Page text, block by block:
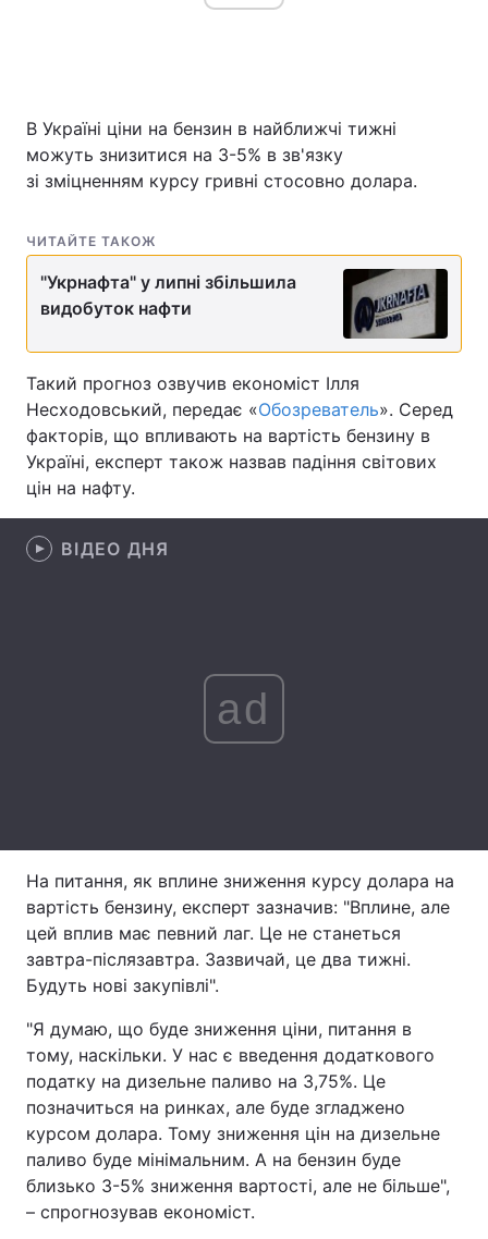
Головна
Україна
Економіка Світ
Техно і зв'язок Лайт
Зброя Інциденти
Здоров'я
Цікавинки
Статті
Думки
Послуги
Тема оформлення
В Україні ціни на бензин в найближчі тижні
можуть знизитися на 3-5% в зв'язку
зі зміцненням курсу гривні стосовно долара.
ЧИТАЙТЕ ТАКОЖ
"Укрнафта" у липні збільшила
видобуток нафти
Такий прогноз озвучив економіст Ілля
Несходовський, передає «Обозреватель». Серед
факторів, що впливають на вартість бензину в
Україні, експерт також назвав падіння світових
цін на нафту.
ВІДЕО ДНЯ
ad
На питання, як вплине зниження курсу долара на
вартість бензину, експерт зазначив: "Вплине, але
цей вплив має певний лаг. Це не станеться
завтра-післязавтра. Зазвичай, це два тижні.
Будуть нові закупівлі".
"Я думаю, що буде зниження ціни, питання в
тому, наскільки. У нас є введення додаткового
податку на дизельне паливо на 3,75%. Це
позначиться на ринках, але буде згладжено
курсом долара. Тому зниження цін на дизельне
паливо буде мінімальним. А на бензин буде
близько 3-5% зниження вартості, але не більше",
– спрогнозував економіст.